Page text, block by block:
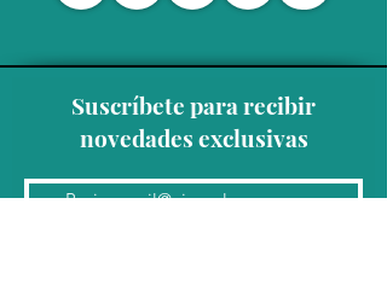
Suscríbete para recibir
novedades exclusivas